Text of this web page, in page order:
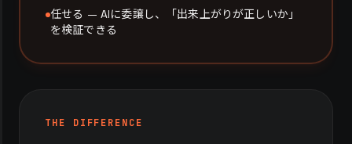
任せる — AIに委譲し、「出来上がりが正しいか」
を検証できる
THE DIFFERENCE